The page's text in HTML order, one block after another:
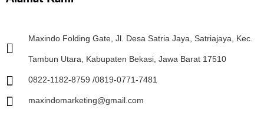
Maxindo Folding Gate, Jl. Desa Satria Jaya, Satriajaya, Kec.
Tambun Utara, Kabupaten Bekasi, Jawa Barat 17510
0822-1182-8759 /0819-0771-7481
maxindomarketing@gmail.com